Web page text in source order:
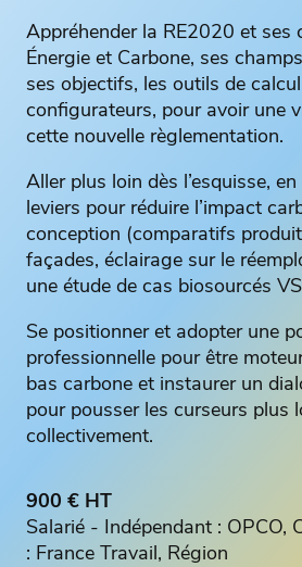
Appréhender la RE2020 et ses
Énergie et Carbone, ses
ses objectifs, les outils de
configurateurs, pour avoir une
cette nouvelle règlementation.
Aller plus loin dès l’esquisse,
leviers pour réduire l’impact
conception (comparatifs
façades, éclairage sur le
une étude de cas biosourcés
Se positionner et adopter une
professionnelle pour être
bas carbone et instaurer un
pour pousser les curseurs plus
collectivement.
900 € HT
Salarié - Indépendant : OPCO,
: France Travail, Région